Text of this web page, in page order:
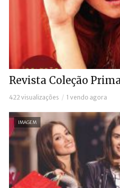
Revista Coleção
422 visualizações 1 vendo agora
IMAGEM